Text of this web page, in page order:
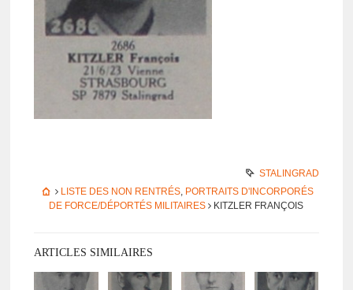
STALINGRAD
LISTE DES NON RENTRÉS, PORTRAITS D'INCORPORÉS
DE FORCE/DÉPORTÉS MILITAIRES
KITZLER FRANÇOIS
ARTICLES SIMILAIRES